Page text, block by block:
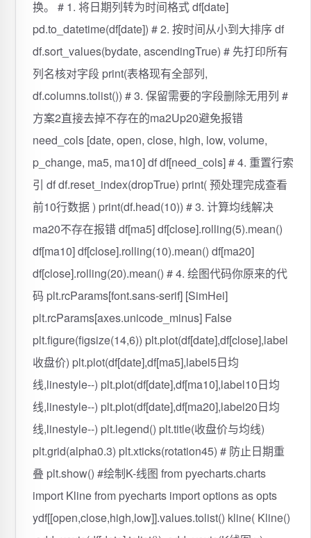
换。 # 1. 将日期列转为时间格式 df[date]
pd.to_datetime(df[date]) # 2. 按时间从小到大排序 df
df.sort_values(bydate, ascendingTrue) # 先打印所有
列名核对字段 print(表格现有全部列,
df.columns.tolist()) # 3. 保留需要的字段删除无用列 #
方案2直接去掉不存在的ma2Up20避免报错
need_cols [date, open, close, high, low, volume,
p_change, ma5, ma10] df df[need_cols] # 4. 重置行索
引 df df.reset_index(dropTrue) print( 预处理完成查看
前10行数据 ) print(df.head(10)) # 3. 计算均线解决
ma20不存在报错 df[ma5] df[close].rolling(5).mean()
df[ma10] df[close].rolling(10).mean() df[ma20]
df[close].rolling(20).mean() # 4. 绘图代码你原来的代
码 plt.rcParams[font.sans-serif] [SimHei]
plt.rcParams[axes.unicode_minus] False
plt.figure(figsize(14,6)) plt.plot(df[date],df[close],label
收盘价) plt.plot(df[date],df[ma5],label5日均
线,linestyle--) plt.plot(df[date],df[ma10],label10日均
线,linestyle--) plt.plot(df[date],df[ma20],label20日均
线,linestyle--) plt.legend() plt.title(收盘价与均线)
plt.grid(alpha0.3) plt.xticks(rotation45) # 防止日期重
叠 plt.show() #绘制K-线图 from pyecharts.charts
import Kline from pyecharts import options as opts
ydf[[open,close,high,low]].values.tolist() kline( Kline()